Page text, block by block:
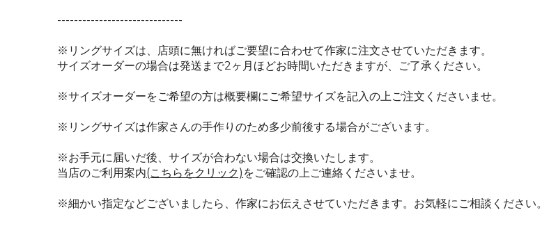
------------------------------
※リングサイズは、店頭に無ければご要望に合わせて作家に注文させていただきます。
サイズオーダーの場合は発送まで2ヶ月ほどお時間いただきますが、ご了承ください。
※サイズオーダーをご希望の方は概要欄にご希望サイズを記入の上ご注文くださいませ。
※リングサイズは作家さんの手作りのため多少前後する場合がございます。
※お手元に届いだ後、サイズが合わない場合は交換いたします。
当店のご利用案内(こちらをクリック) をご確認の上ご連絡くださいませ。
※細かい指定などございましたら、作家にお伝えさせていただきます。お気軽にご相談ください。